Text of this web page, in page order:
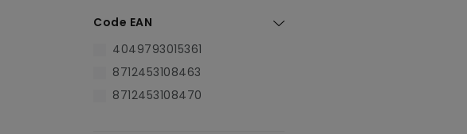
Code EAN
4049793015361
8712453108463
8712453108470